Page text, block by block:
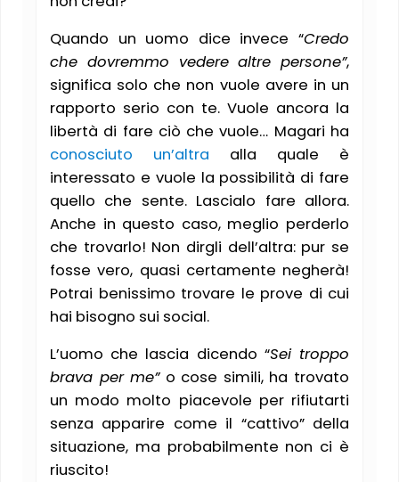
Quando un uomo dice invece “Credo
che dovremmo vedere altre persone”,
significa solo che non vuole avere in un
rapporto serio con te. Vuole ancora la
libertà di fare ciò che vuole… Magari ha
conosciuto un’altra alla quale è
interessato e vuole la possibilità di fare
quello che sente. Lascialo fare allora.
Anche in questo caso, meglio perderlo
che trovarlo! Non dirgli dell’altra: pur se
fosse vero, quasi certamente negherà!
Potrai benissimo trovare le prove di cui
hai bisogno sui social.
L’uomo che lascia dicendo “Sei troppo
brava per me”o cose simili, ha trovato
un modo molto piacevole per rifiutarti
senza apparire come il “cattivo” della
situazione, ma probabilmente non ci è
riuscito!